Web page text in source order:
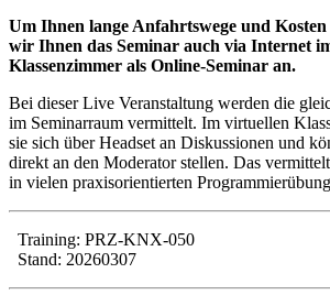
Um Ihnen lange Anfahrtswege und
wir Ihnen das Seminar auch via Internet
Klassenzimmer als Online-Seminar an.
Bei dieser Live Veranstaltung werden die
im Seminarraum vermittelt. Im virtuellen
sie sich über Headset an Diskussionen und
direkt an den Moderator stellen. Das
in vielen praxisorientierten
Training: PRZ-KNX-050
Stand: 20260307